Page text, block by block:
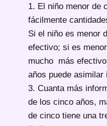
1. El niño menor de
fácilmente
Si el niño es menor
efectivo; si es
mucho más
años puede
3. Cuanta más
de los cinco años,
de cinco tiene una